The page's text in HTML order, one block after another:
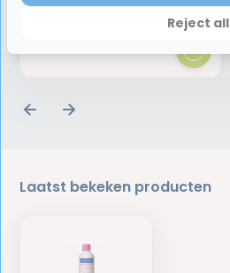
4,95
Laatst bekeken producten
Reject all